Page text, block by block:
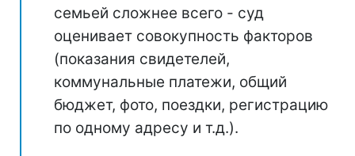
семьей сложнее всего - суд
оценивает совокупность факторов
(показания свидетелей,
коммунальные платежи, общий
бюджет, фото, поездки, регистрацию
по одному адресу и т.д.).